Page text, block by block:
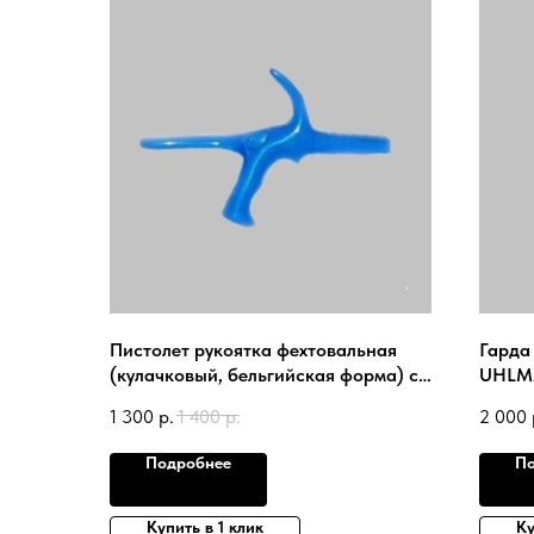
Пистолет рукоятка фехтовальная
(кулачковый, бельгийская форма) с
UHLMANN
1 300 р. 1 400 р.
Подробнее
Купить в 1 клик
2 000